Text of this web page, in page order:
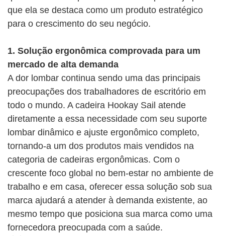
que ela se destaca como um produto estratégico
para o crescimento do seu negócio.
1. Solução ergonômica comprovada para um
mercado de alta demanda
A dor lombar continua sendo uma das principais
preocupações dos trabalhadores de escritório em
todo o mundo. A cadeira Hookay Sail atende
diretamente a essa necessidade com seu suporte
lombar dinâmico e ajuste ergonômico completo,
tornando-a um dos produtos mais vendidos na
categoria de cadeiras ergonômicas. Com o
crescente foco global no bem-estar no ambiente de
trabalho e em casa, oferecer essa solução sob sua
marca ajudará a atender à demanda existente, ao
mesmo tempo que posiciona sua marca como uma
fornecedora preocupada com a saúde.